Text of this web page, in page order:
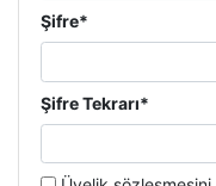
Şifre*
Şifre Tekrarı*